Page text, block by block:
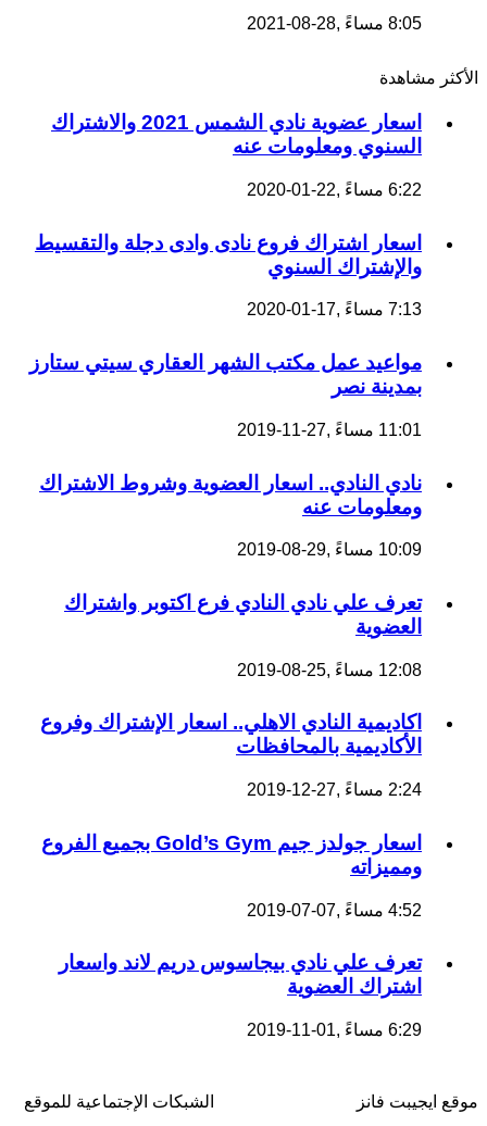
8:05 مساءً ,28-08-2021
الأكثر مشاهدة
اسعار عضوية نادي الشمس 2021 والاشتراك
السنوي ومعلومات عنه
6:22 مساءً ,22-01-2020
اسعار اشتراك فروع نادى وادى دجلة والتقسيط
والإشتراك السنوي
7:13 مساءً ,17-01-2020
مواعيد عمل مكتب الشهر العقاري سيتي ستارز
بمدينة نصر
11:01 مساءً ,27-11-2019
نادي النادي.. اسعار العضوية وشروط الاشتراك
ومعلومات عنه
10:09 مساءً ,29-08-2019
تعرف علي نادي النادي فرع اكتوبر واشتراك
العضوية
12:08 مساءً ,25-08-2019
اكاديمية النادي الاهلي.. اسعار الإشتراك وفروع
الأكاديمية بالمحافظات
2:24 مساءً ,27-12-2019
اسعار جولدز جيم Gold’s Gym بجميع الفروع
ومميزاته
4:52 مساءً ,07-07-2019
تعرف علي نادي بيجاسوس دريم لاند واسعار
اشتراك العضوية
6:29 مساءً ,01-11-2019
موقع ايجيبت فانز الشبكات الإجتماعية للموقع